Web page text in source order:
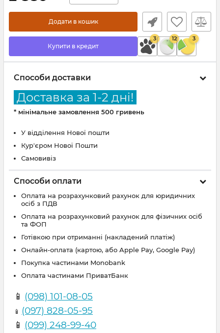
Додати в кошик
Купити в кредит
3 12 3
Способи доставки
Доставка за 1-2 дні!
* мінімальне замовлення 500 гривень
У відділення Нової пошти
Кур'єром Нової Пошти
Самовивіз
Способи оплати
Оплата на розрахунковий рахунок для юридичних
осіб з ПДВ
Оплата на розрахунковий рахунок для фізичних осіб
та ФОП
Готівкою при отриманні (накладений платіж)
Онлайн-оплата (картою, або Apple Pay, Google Pay)
Покупка частинами Monobank
Оплата частинами ПриватБанк
📱 (098) 101-08-05
📱 (097) 828-05-95
📱 (099) 248-99-40